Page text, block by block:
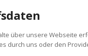
über unsere Webseite
durch uns oder den